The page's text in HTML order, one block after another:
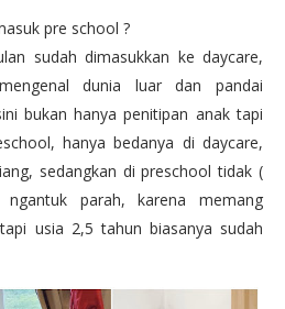
pre school ?
sudah dimasukkan ke daycare,
dunia luar dan pandai
bukan hanya penitipan anak tapi
hanya bedanya di daycare,
sedangkan di preschool tidak (
parah, karena memang
usia 2,5 tahun biasanya sudah